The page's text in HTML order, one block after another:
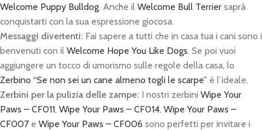
Welcome Puppy Bulldog. Anche il Welcome Bull Terrier saprà
conquistarti con la sua espressione giocosa.
Messaggi divertenti: Fai sapere a tutti che in casa tua i cani sono i
benvenuti con il Welcome Hope You Like Dogs. Se poi vuoi
aggiungere un tocco di umorismo sulle regole della casa, lo
Zerbino “Se non sei un cane almeno togli le scarpe” è l’ideale.
Zerbini per la pulizia delle zampe: I nostri zerbini Wipe Your
Paws – CF011, Wipe Your Paws – CF014, Wipe Your Paws –
CF007 e Wipe Your Paws – CF006 sono perfetti per invitare i